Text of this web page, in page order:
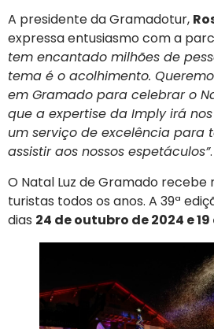
A presidente da Gramadotur,
expressa entusiasmo com a
tem encantado milhões de
tema é o acolhimento.
em Gramado para celebrar o
que a expertise da Imply irá
um serviço de excelência para
assistir aos nossos espetáculos”.
O Natal Luz de Gramado recebe
turistas todos os anos. A 39ª
dias 24 de outubro de 2024 e